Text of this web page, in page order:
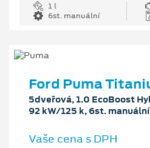
1 l
6st. manuální
Ford Puma
5dveřová, 1.0 EcoBoost
92 kW/125 k, 6st. manuální
Vaše cena s DPH